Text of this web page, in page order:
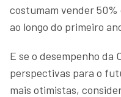
costumam vender
ao longo do primeiro
E se o desempenho da
perspectivas para o
mais otimistas,